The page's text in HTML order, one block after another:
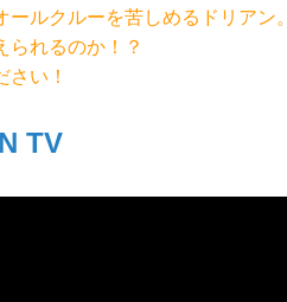
ルクルーを苦しめるドリアン。
られるのか！？
さい！
TV